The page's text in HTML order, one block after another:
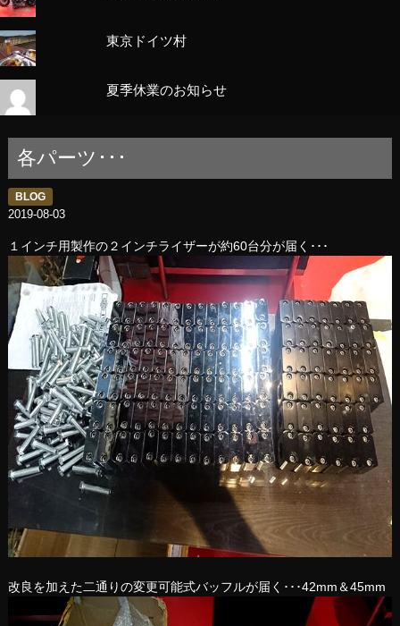
東京ドイツ村
夏季休業のお知らせ
各パーツ･･･
BLOG
2019-08-03
１インチ用製作の２インチライザーが約60台分が届く･･･
改良を加えた二通りの変更可能式バッフルが届く･･･42mm＆45mm